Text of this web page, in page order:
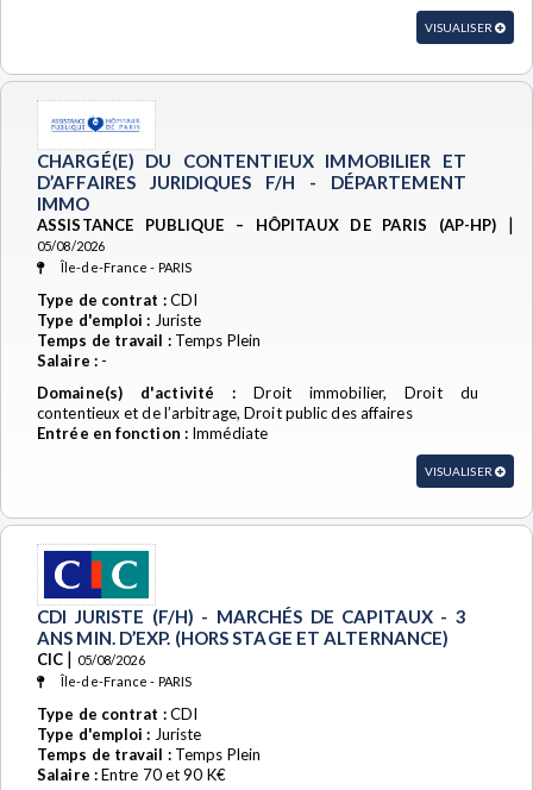
VISUALISER
CHARGÉ(E) DU CONTENTIEUX IMMOBILIER ET
D’AFFAIRES JURIDIQUES F/H - DÉPARTEMENT
IMMO
ASSISTANCE PUBLIQUE – HÔPITAUX DE PARIS (AP-HP) |
05/08/2026
Île-de-France - PARIS
Type de contrat :CDI
Type d'emploi : Juriste
Temps de travail :Temps Plein
Salaire :-
Domaine(s) d'activité : Droit immobilier, Droit du
contentieux et de l’arbitrage, Droit public des affaires
Entrée en fonction : Immédiate
VISUALISER
CDI JURISTE (F/H) - MARCHÉS DE CAPITAUX - 3
ANS MIN. D’EXP. (HORS STAGE ET ALTERNANCE)
CIC | 05/08/2026
Île-de-France - PARIS
Type de contrat :CDI
Type d'emploi : Juriste
Temps de travail :Temps Plein
Salaire :Entre 70 et 90 K€